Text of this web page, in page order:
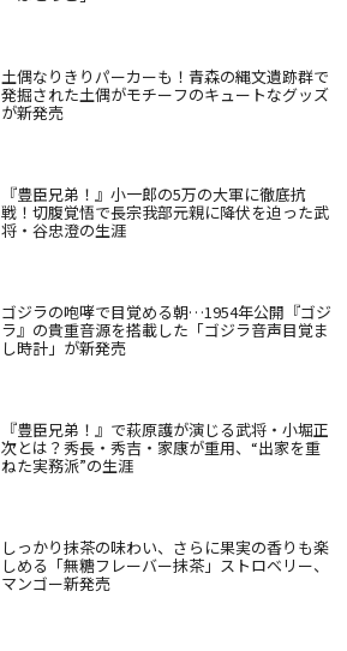
土偶なりきりパーカーも！青森の縄文遺跡群で
発掘された土偶がモチーフのキュートなグッズ
が新発売
『豊臣兄弟！』小一郎の5万の大軍に徹底抗
戦！切腹覚悟で長宗我部元親に降伏を迫った武
将・谷忠澄の生涯
ゴジラの咆哮で目覚める朝…1954年公開『ゴジ
ラ』の貴重音源を搭載した「ゴジラ音声目覚ま
し時計」が新発売
『豊臣兄弟！』で萩原護が演じる武将・小堀正
次とは？秀長・秀吉・家康が重用、“出家を重
ねた実務派”の生涯
しっかり抹茶の味わい、さらに果実の香りも楽
しめる「無糖フレーバー抹茶」ストロベリー、
マンゴー新発売